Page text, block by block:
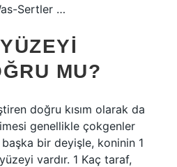
Sertler …
MU?
doğru kısım olarak da
genellikle çokgenler
başka bir deyişle, koninin 1
vardır. 1 Kaç taraf,